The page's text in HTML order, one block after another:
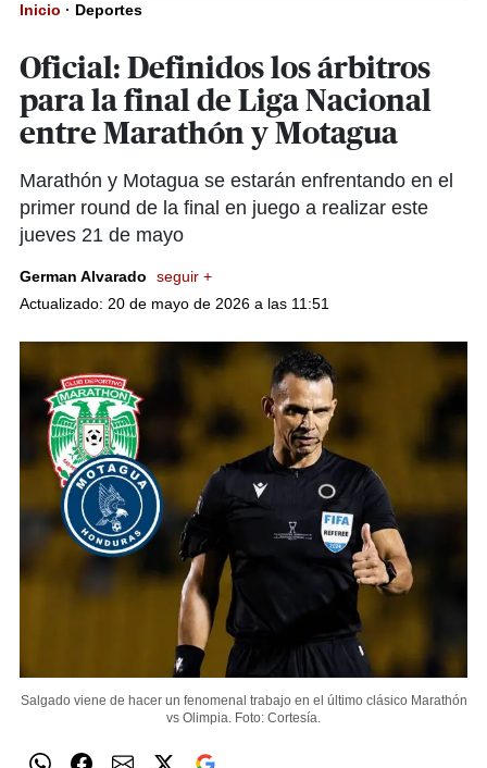
Inicio · Deportes
Oficial: Definidos los árbitros
para la final de Liga Nacional
entre Marathón y Motagua
Marathón y Motagua se estarán enfrentando en el
primer round de la final en juego a realizar este
jueves 21 de mayo
German Alvarado
seguir +
Actualizado: 20 de mayo de 2026 a las 11:51
Salgado viene de hacer un fenomenal trabajo en el último clásico Marathón
vs Olimpia. Foto: Cortesía.